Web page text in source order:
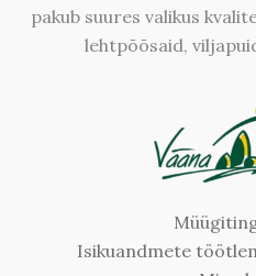
pakub suures valikus
lehtpõõsaid,
Isikuandmete